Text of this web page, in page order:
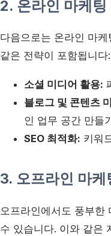
2. 온라인 마케팅
다음으로는 온라인 마
같은 전략이 포함됩니다:
소셜 미디어 활용:
블로그 및 콘텐츠
인 업무 공간 만들
SEO 최적화: 키워
3. 오프라인 마케
오프라인에서도 풍부한
수 있습니다. 이와 같은